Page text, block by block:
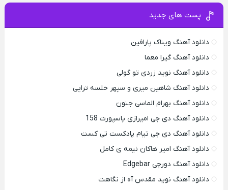
پست های جدید
دانلود آهنگ ویناک پارافین
دانلود آهنگ گیرا معما
دانلود آهنگ نوید زردی تو گولی
دانلود آهنگ شاهین میری و سپهر خلسه تراپی
دانلود آهنگ بهرام الماسی جنون
دانلود آهنگ دی جی امیرازی پاسپورت 158
دانلود آهنگ دی جی تیام پادکست تی کست
دانلود آهنگ امیر هاکان نیمه ی کامل
دانلود آهنگ دورچی Edgebar
دانلود آهنگ نوید مقدس آه از نگاهت